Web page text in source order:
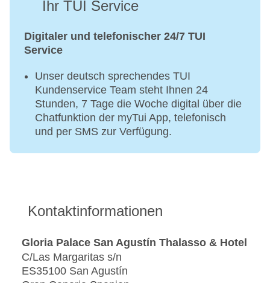
Ihr TUI Service
Digitaler und telefonischer 24/7 TUI
Service
Unser deutsch sprechendes TUI
Kundenservice Team steht Ihnen 24
Stunden, 7 Tage die Woche digital über die
Chatfunktion der myTui App, telefonisch
und per SMS zur Verfügung.
Kontaktinformationen
Gloria Palace San Agustín Thalasso & Hotel
C/Las Margaritas s/n
ES35100 San Agustín